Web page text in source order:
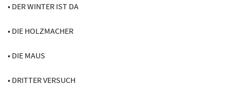
• DER WINTER IST DA
• DIE HOLZMACHER
• DIE MAUS
• DRITTER VERSUCH